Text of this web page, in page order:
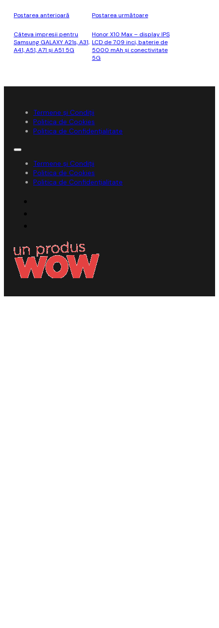
Postarea anterioară
Câteva impresii pentru
Samsung GALAXY A21s, A31,
A41, A51, A71 și A51 5G
Postarea următoare
Honor X10 Max – display IPS
LCD de 7.09 inci, baterie de
5000 mAh şi conectivitate
5G
Termene și Condiții
Politica de Cookies
Politica de Confidențialitate
Termene și Condiții
Politica de Cookies
Politica de Confidențialitate